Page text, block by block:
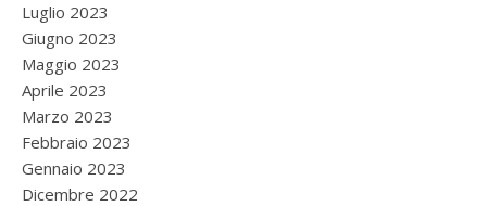
Luglio 2023
Giugno 2023
Maggio 2023
Aprile 2023
Marzo 2023
Febbraio 2023
Gennaio 2023
Dicembre 2022